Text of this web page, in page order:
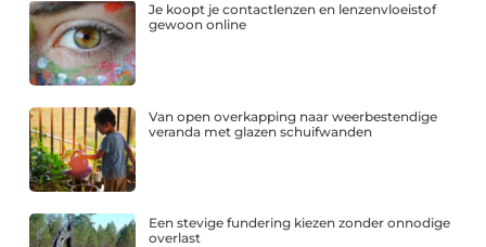
Je koopt je contactlenzen en lenzenvloeistof
gewoon online
Van open overkapping naar weerbestendige
veranda met glazen schuifwanden
Een stevige fundering kiezen zonder onnodige
overlast